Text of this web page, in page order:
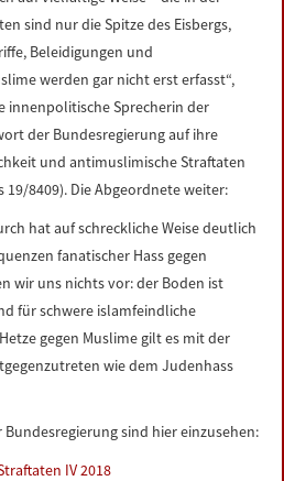
sind nur die Spitze des Eisbergs,
Beleidigungen und
werden gar nicht erst erfasst“,
innenpolitische Sprecherin der
der Bundesregierung auf ihre
und antimuslimische Straftaten
19/8409). Die Abgeordnete weiter:
hat auf schreckliche Weise deutlich
fanatischer Hass gegen
wir uns nichts vor: der Boden ist
für schwere islamfeindliche
gegen Muslime gilt es mit der
wie dem Judenhass
sind hier einzusehen:
IV 2018